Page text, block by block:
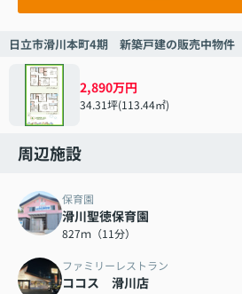
日立市滑川本町4期 新築戸建の販売中物件
2,890万円
34.31坪(113.44㎡)
周辺施設
保育園
滑川聖徳保育園
827ｍ（11分）
ファミリーレストラン
ココス 滑川店